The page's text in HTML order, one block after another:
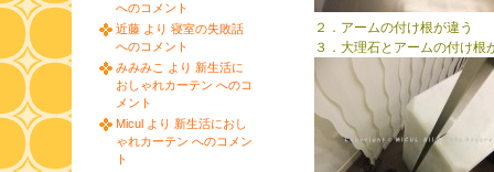
２．アームの付
３．大理石とアームの付け
へのコメント
近藤 より 寝室の失敗話
へのコメント
みみみこ より 新生活に
おしゃれカーテン へのコ
メント
Micul より 新生活におし
ゃれカーテン へのコメン
ト